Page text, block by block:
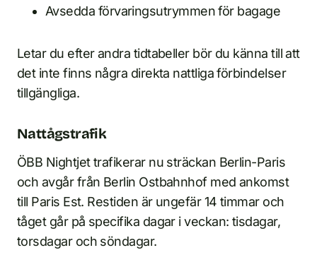
Avsedda förvaringsutrymmen för bagage
Letar du efter andra tidtabeller bör du känna till att
det inte finns några direkta nattliga förbindelser
tillgängliga.
Nattågstrafik
ÖBB Nightjet trafikerar nu sträckan Berlin-Paris
och avgår från Berlin Ostbahnhof med ankomst
till Paris Est. Restiden är ungefär 14 timmar och
tåget går på specifika dagar i veckan: tisdagar,
torsdagar och söndagar.